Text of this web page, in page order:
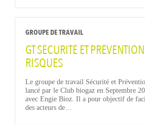
GROUPE DE TRAVAIL
GT SÉCURITÉ ET
RISQUES
Le groupe de travail Sécurité et
lancé par le Club biogaz en Septembre
avec Engie Bioz. Il a pour objectif de
des acteurs de…